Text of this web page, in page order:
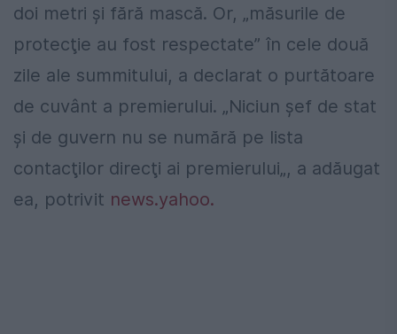
doi metri şi fără mască. Or, „măsurile de
protecţie au fost respectate” în cele două
zile ale summitului, a declarat o purtătoare
de cuvânt a premierului. „Niciun şef de stat
şi de guvern nu se numără pe lista
contacţilor direcţi ai premierului„, a adăugat
ea, potrivit news.yahoo.